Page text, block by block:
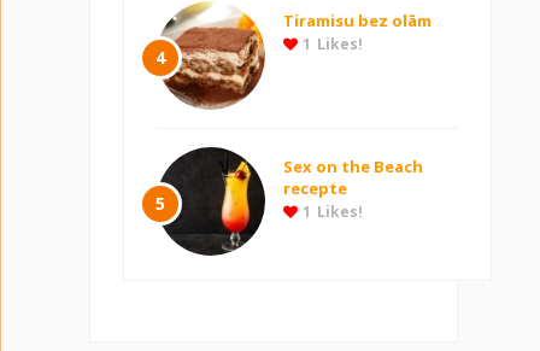
4
Tiramisu bez olām
1 Likes!
5
Sex on the Beach
recepte
1 Likes!